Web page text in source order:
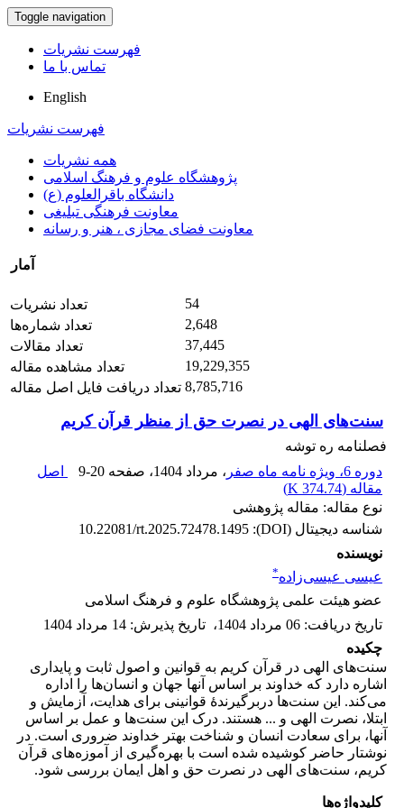
Toggle navigation
فهرست نشریات
تماس با ما
English
فهرست نشریات
همه نشریات
پژوهشگاه علوم و فرهنگ اسلامی
دانشگاه باقرالعلوم (ع)
معاونت فرهنگی تبلیغی
معاونت فضای مجازی ، هنر و رسانه
آمار
تعداد نشریات
54
تعداد شماره‌ها
2,648
تعداد مقالات
37,445
تعداد مشاهده مقاله
19,229,355
تعداد دریافت فایل اصل مقاله 8,785,716
سنت‌های الهی در نصرت حق از منظر قرآن کریم
فصلنامه ره توشه
دوره 6، ویژه نامه ماه صفر
، مرداد 1404 ، صفحه 9-20
اصل
مقاله (374.74 K
)
نوع مقاله: مقاله پژوهشی
شناسه دیجیتال (DOI):
10.22081/rt.2025.72478.1495
نویسنده
عیسی عیسی‌زاده*
عضو هیئت علمی پژوهشگاه علوم و فرهنگ اسلامی
تاریخ دریافت: 06 مرداد 1404 ، تاریخ پذیرش: 14 مرداد 1404
چکیده
سنت‌های الهی در قرآن کریم به قوانین و اصول ثابت و پایداری
اشاره دارد که خداوند بر اساس آنها جهان و انسان‌ها را اداره
می‌کند. این سنت‌ها دربرگیرندۀ قوانینی برای هدایت، آزمایش و
ابتلا، نصرت الهی و ... هستند. درک این سنت‌ها و عمل بر اساس
آنها، برای سعادت انسان و شناخت بهتر خداوند ضروری است. در
نوشتار حاضر کوشیده شده است با بهره‌گیری از آموزه‌های قرآن
کریم، سنت‌های الهی در نصرت حق و اهل ایمان بررسی شود.
کلیدواژه‌ها